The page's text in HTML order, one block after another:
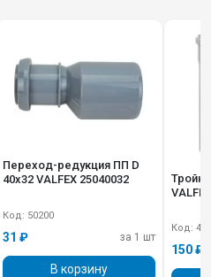
Переход-редукция ПП D
40х32 VALFEX 25040032
Код: 50200
31 ₽ за 1 шт
В корзину
Код:
150 ₽